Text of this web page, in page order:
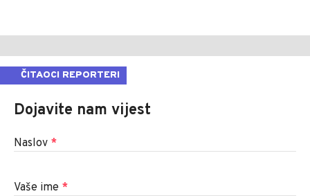
ČITAOCI REPORTERI
Dojavite nam vijest
Naslov *
Vaše ime *